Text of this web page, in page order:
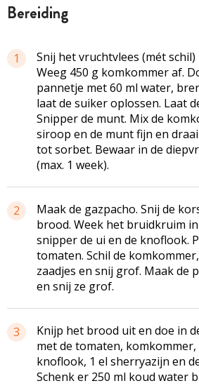
bereiding
1
Snij het vruchtvlees (mét
Weeg 450 g komkommer af.
pannetje met 60 ml water,
laat de suiker oplossen. Laat
Snipper de munt. Mix de
siroop en de munt fijn en
tot sorbet. Bewaar in de
(max. 1 week).
2
Maak de gazpacho. Snij de
brood. Week het bruidkruim
snipper de ui en de knoflook.
tomaten. Schil de
zaadjes en snij grof. Maak de
en snij ze grof.
3
Knijp het brood uit en doe in
met de tomaten,
knoflook, 1 el sherryazijn en
Schenk er 250 ml koud water